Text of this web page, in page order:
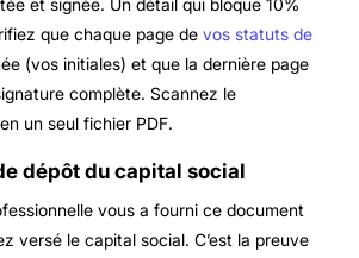
et signée. Un détail qui bloque 10%
que chaque page de vos statuts de
(vos initiales) et que la dernière page
complète. Scannez le
un seul fichier PDF.
dépôt du capital social
vous a fourni ce document
versé le capital social. C’est la preuve